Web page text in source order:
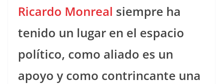
Ricardo Monreal siempre ha
tenido un lugar en el espacio
político, como aliado es un
apoyo y como contrincante una